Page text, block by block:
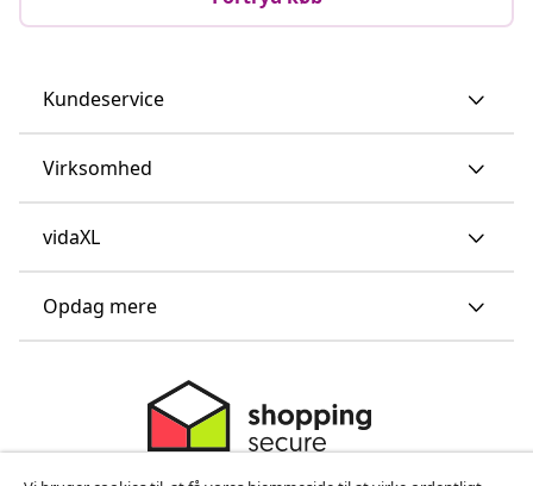
Kundeservice
Virksomhed
vidaXL
Opdag mere